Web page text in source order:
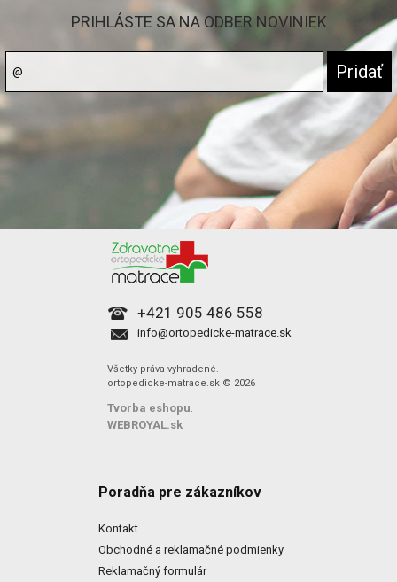
PRIHLÁSTE SA NA ODBER NOVINIEK
+421 905 486 558
info@ortopedicke-matrace.sk
Všetky práva vyhradené.
ortopedicke-matrace.sk © 2026
Tvorba eshopu:
WEBROYAL.sk
Poradňa pre zákazníkov
Kontakt
Obchodné a reklamačné podmienky
Reklamačný formulár